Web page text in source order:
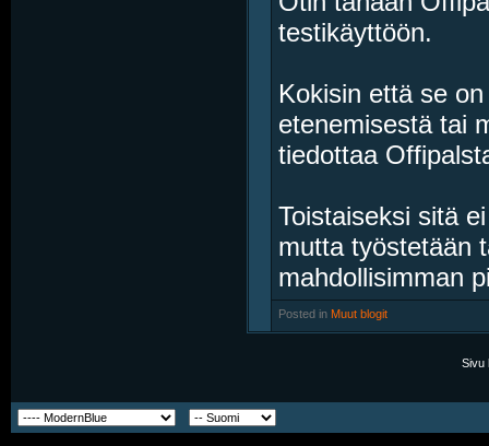
testikäyttöön.
Kokisin että se
etenemisestä tai
tiedottaa
Toistaiseksi sitä
mutta työstetään
mahdollisimman
Posted in Muut blogit
Sivu